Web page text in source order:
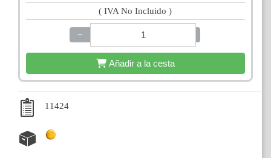
( IVA No Incluido )
−
Añadir a la cesta
11424